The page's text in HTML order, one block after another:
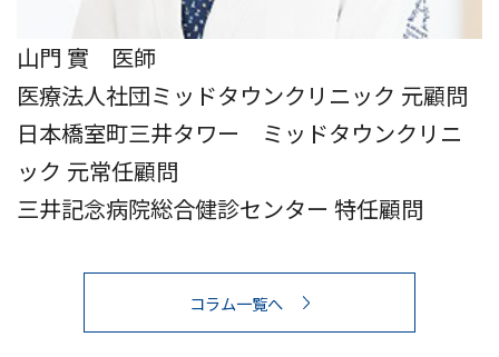
山門 實 医師
医療法人社団ミッドタウンクリニック 元顧問
日本橋室町三井タワー ミッドタウンクリニ
ック 元常任顧問
三井記念病院総合健診センター 特任顧問
コラム一覧へ